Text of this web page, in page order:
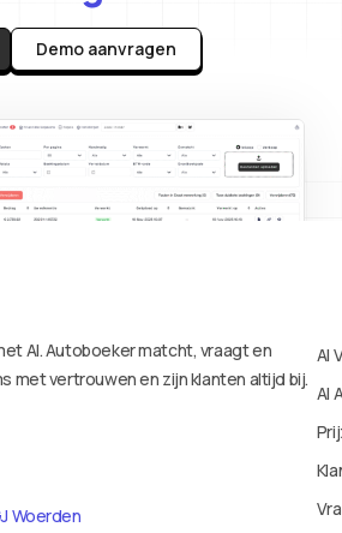
Demo aanvragen
AI. Autoboeker matcht, vraagt en
met vertrouwen en zijn klanten altijd bij.
Woerden
AI
AI